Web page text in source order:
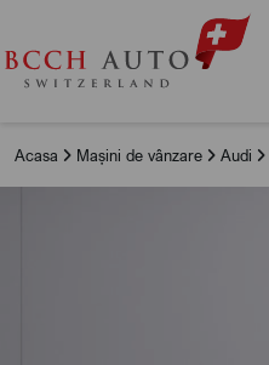
Acasa Mașini de vânzare Audi